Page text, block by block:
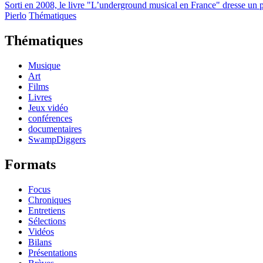
Sorti en 2008, le livre "L’underground musical en France" dresse un
Pierlo Thématiques
Thématiques
Musique
Art
Films
Livres
Jeux vidéo
conférences
documentaires
SwampDiggers
Formats
Focus
Chroniques
Entretiens
Sélections
Vidéos
Bilans
Présentations